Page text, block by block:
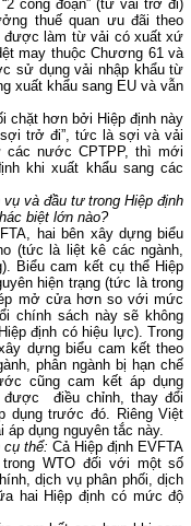
công đoạn” (từ vải trở đi)
thuế quan ưu đãi theo
được làm từ vải có xuất xứ
may thuộc Chương 61 và
sử dụng vải nhập khẩu từ
xuất khẩu sang EU và vẫn
chặt hơn bởi Hiệp định này
trở đi”, tức là sợi và vải
các nước CPTPP, thì mới
khi xuất khẩu sang các
và đầu tư trong Hiệp định
biệt lớn nào?
hai bên xây dựng biểu
(tức là liệt kê các ngành,
Biểu cam kết cụ thể Hiệp
hiện trạng (tức là trong
mở cửa hơn so với mức
chính sách này sẽ không
định có hiệu lực). Trong
dựng biểu cam kết theo
phân ngành bị hạn chế
cũng cam kết áp dụng
được điều chỉnh, thay đổi
dụng trước đó. Riêng Việt
dụng nguyên tắc này.
thể: Cả Hiệp định EVFTA
WTO đối với một số
dịch vụ phân phối, dịch
hai Hiệp định có mức độ